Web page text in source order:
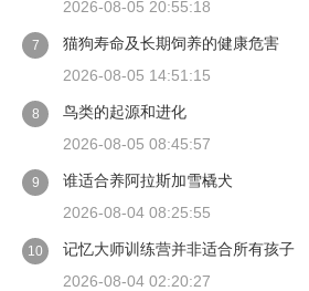
2026-08-05 20:55:18
7
猫狗寿命及长期饲养的健康危害
2026-08-05 14:51:15
8
鸟类的起源和进化
2026-08-05 08:45:57
9
谁适合养阿拉斯加雪橇犬
2026-08-04 08:25:55
10
记忆大师训练营并非适合所有孩子
2026-08-04 02:20:27